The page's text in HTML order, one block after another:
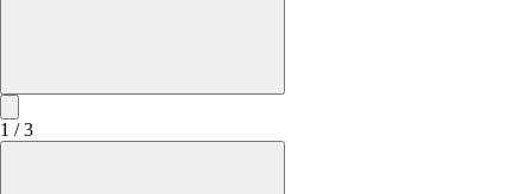
1 / 3